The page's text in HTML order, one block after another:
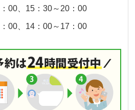
、15：30～20：00
、14：00～17：00